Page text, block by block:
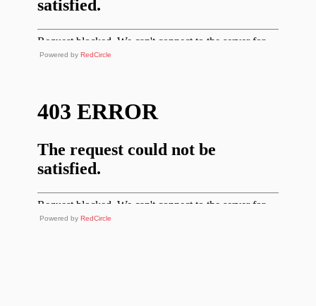
Powered by RedCircle
Powered by RedCircle